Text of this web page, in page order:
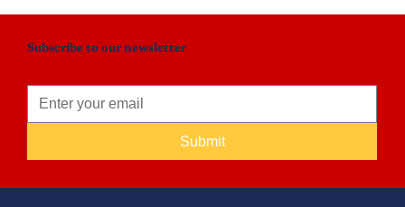
Subscribe to our newsletter
Submit